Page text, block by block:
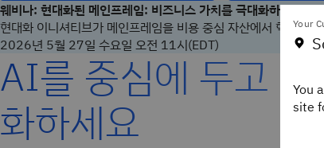
웨비나: 현대화된 메인프레임: 비즈니스 가치를 극대화하기 위한
현대화 이니셔티브가 메인프레임을 비용 중심 자산에서 혁신을
2026년 5월 27일 수요일 오전 11시(EDT)
AI를 중심에 두고
화하세요
Your
You
site